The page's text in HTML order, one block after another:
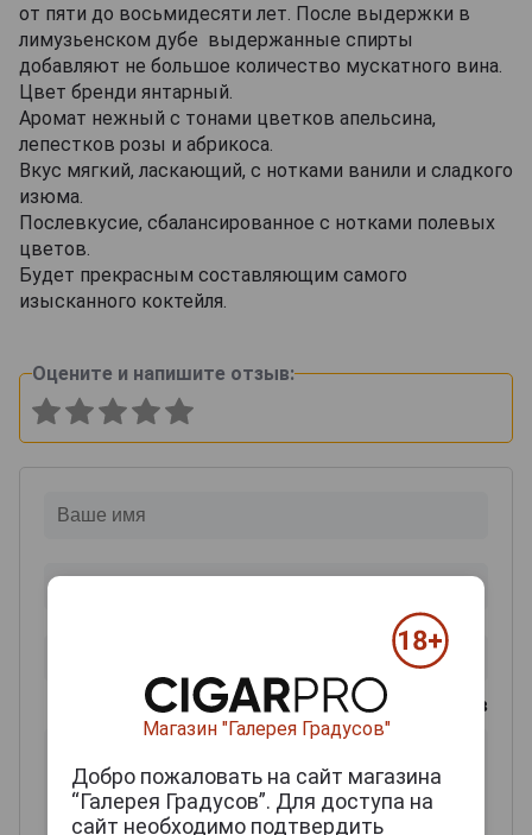
от пяти до восьмидесяти лет. После выдержки в
лимузьенском дубе выдержанные спирты
добавляют не большое количество мускатного вина.
Цвет бренди янтарный.
Аромат нежный с тонами цветков апельсина,
лепестков розы и абрикоса.
Вкус мягкий, ласкающий, с нотками ванили и сладкого
изюма.
Послевкусие, сбалансированное с нотками полевых
цветов.
Будет прекрасным составляющим самого
изысканного коктейля.
Оцените и напишите отзыв:
0из 2000 знаков
Магазин "Галерея Градусов"
Добро пожаловать на сайт магазина
“Галерея Градусов”. Для доступа на
сайт необходимо подтвердить